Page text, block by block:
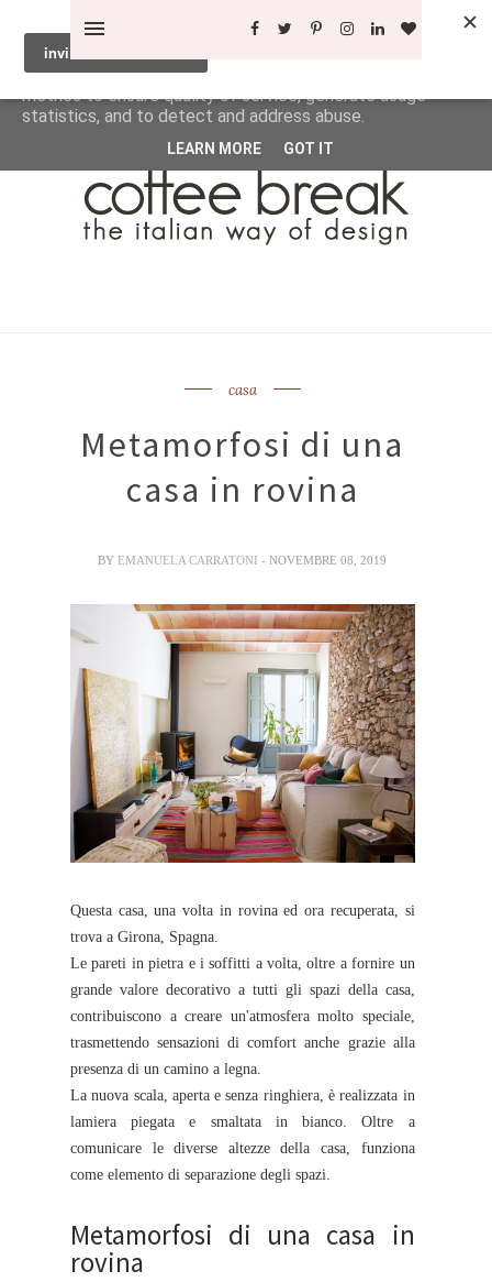
casa
Metamorfosi di una
casa in rovina
BY EMANUELA CARRATONI- NOVEMBRE 08, 2019
Questa casa, una volta in rovina ed ora recuperata, si
trova a Girona, Spagna.
Le pareti in pietra e i soffitti a volta, oltre a fornire un
grande valore decorativo a tutti gli spazi della casa,
contribuiscono a creare un'atmosfera molto speciale,
trasmettendo sensazioni di comfort anche grazie alla
presenza di un camino a legna.
La nuova scala, aperta e senza ringhiera, è realizzata in
lamiera piegata e smaltata in bianco. Oltre a
comunicare le diverse altezze della casa, funziona
come elemento di separazione degli spazi.
Metamorfosi di una casa in
rovina
This site uses cookies from Google to deliver its services
and to analyze traffic. Your IP address and user-agent are
shared with Google along with performance and security
metrics to ensure quality of service, generate usage
statistics, and to detect and address abuse.
LEARN MORE GOT IT